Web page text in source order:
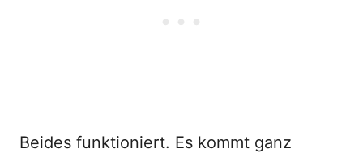
Beides funktioniert. Es kommt ganz